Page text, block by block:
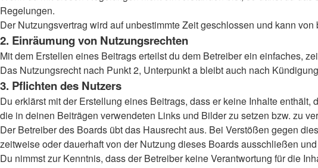
Regelungen.
Der Nutzungsvertrag wird auf unbestimmte Zeit geschlossen und kann
2. Einräumung von Nutzungsrechten
Mit dem Erstellen eines Beitrags erteilst du dem Betreiber ein einfaches,
Das Nutzungsrecht nach Punkt 2, Unterpunkt a bleibt auch nach
3. Pflichten des Nutzers
Du erklärst mit der Erstellung eines Beitrags, dass er keine Inhalte
die in deinen Beiträgen verwendeten Links und Bilder zu setzen bzw. zu
Der Betreiber des Boards übt das Hausrecht aus. Bei Verstößen gegen
zeitweise oder dauerhaft von der Nutzung dieses Boards ausschließen
Du nimmst zur Kenntnis, dass der Betreiber keine Verantwortung für die